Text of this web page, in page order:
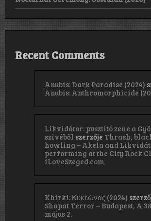
Recent Comments
Anubis: Dark Paradise (2024)
Anubis: Anthromorphicide
Likvidátor: pusztító zene a
szívéből szerzője Thrash,
howling – Akela and
performing at the City Rock
iLoveSzeged.com
Khirki: Κ​υ​κ​ε​ώ​ν​α​ς (2024)
Shapat Terror – Budapest, A
május 2.